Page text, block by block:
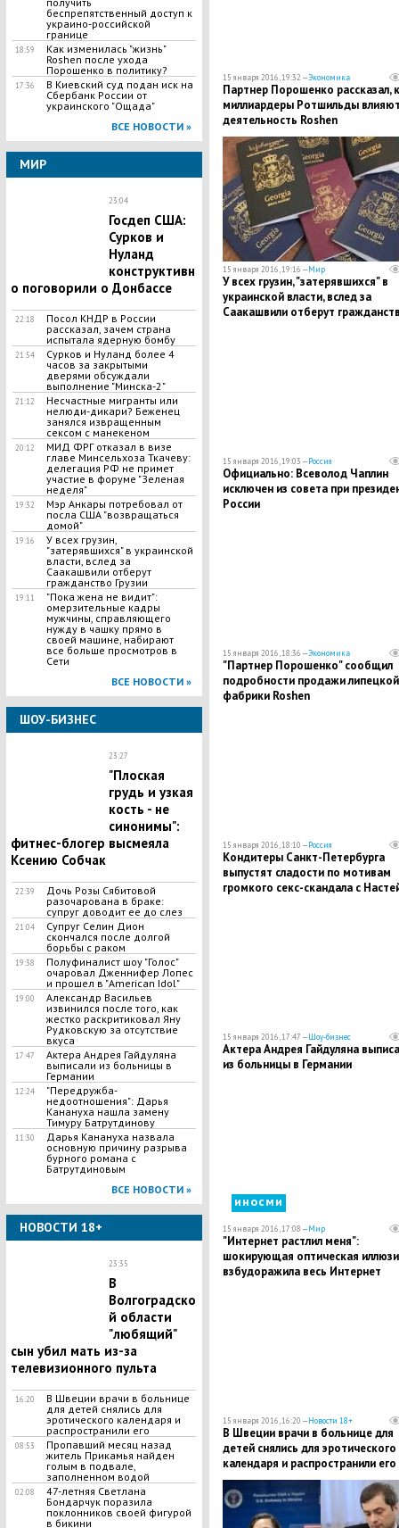
беспрепятственный доступ к
украино-российской
границе
18:59
Как изменилась "жизнь"
Roshen после ухода
Порошенко в политику?
17:36
В Киевский суд подан иск на
Сбербанк России от
украинского "Ощада"
ВСЕ НОВОСТИ »
МИР
23:04
Госдеп США:
Сурков и
Нуланд
конструктивн
о поговорили о Донбассе
22:18
Посол КНДР в России
рассказал, зачем страна
испытала ядерную бомбу
21:54
Сурков и Нуланд более 4
часов за закрытыми
дверями обсуждали
выполнение "Минска-2"
21:12
Несчастные мигранты или
нелюди-дикари? Беженец
занялся извращенным
сексом с манекеном
20:12
МИД ФРГ отказал в визе
главе Минсельхоза Ткачеву:
делегация РФ не примет
участие в форуме "Зеленая
неделя"
19:32
Мэр Анкары потребовал от
посла США "возвращаться
домой"
19:16
У всех грузин,
"затерявшихся" в украинской
власти, вслед за
Саакашвили отберут
гражданство Грузии
19:11
"Пока жена не видит":
омерзительные кадры
мужчины, справляющего
нужду в чашку прямо в
своей машине, набирают
все больше просмотров в
Сети
ВСЕ НОВОСТИ »
ШОУ-БИЗНЕС
23:27
"Плоская
грудь и узкая
кость - не
синонимы":
фитнес-блогер высмеяла
Ксению Собчак
22:39
Дочь Розы Сябитовой
разочарована в браке:
супруг доводит ее до слез
21:04
Супруг Селин Дион
скончался после долгой
борьбы с раком
19:38
Полуфиналист шоу "Голос"
очаровал Дженнифер Лопес
и прошел в "American Idol"
19:00
Александр Васильев
извинился после того, как
жестко раскритиковал Яну
Рудковскую за отсутствие
вкуса
17:47
Актера Андрея Гайдуляна
выписали из больницы в
Германии
12:24
"Передружба-
недоотношения": Дарья
Канануха нашла замену
Тимуру Батрутдинову
11:30
Дарья Канануха назвала
основную причину разрыва
бурного романа с
Батрутдиновым
ВСЕ НОВОСТИ »
НОВОСТИ 18+
23:35
В
Волгоградско
й области
"любящий"
сын убил мать из-за
телевизионного пульта
16:20
В Швеции врачи в больнице
для детей снялись для
эротического календаря и
распространили его
08:53
Пропавший месяц назад
житель Прикамья найден
голым в подвале,
заполненном водой
02:08
47-летняя Светлана
Бондарчук поразила
поклонников своей фигурой
в бикини
15 января 2016, 19:32 —Экономика
Партнер Порошенко рассказал,
миллиардеры Ротшильды
деятельность Roshen
15 января 2016, 19:16 —Мир
У всех грузин, "затерявшихся" в
украинской власти, вслед за
Саакашвили отберут
15 января 2016, 19:03 —Россия
Официально: Всеволод Чаплин
исключен из совета при
России
15 января 2016, 18:36 —Экономика
"Партнер Порошенко" сообщил
подробности продажи липецкой
фабрики Roshen
15 января 2016, 18:10 —Россия
Кондитеры Санкт-Петербурга
выпустят сладости по мотивам
громкого секс-скандала с
15 января 2016, 17:47 —Шоу-бизнес
Актера Андрея Гайдуляна
из больницы в Германии
иносми
15 января 2016, 17:08 —Мир
"Интернет растлил меня":
шокирующая оптическая
взбудоражила весь Интернет
15 января 2016, 16:20 —Новости 18+
В Швеции врачи в больнице для
детей снялись для эротического
календаря и распространили его